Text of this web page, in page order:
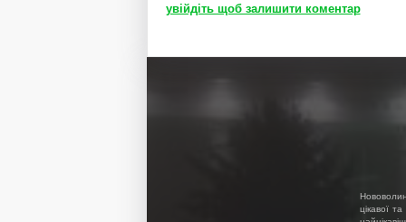
увійдіть щоб залишити коментар
цікавої